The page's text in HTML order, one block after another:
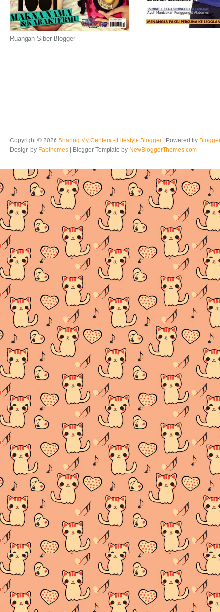
Ruangan Siber Blogger
Copyright © 2026 Sharing My Ceritera - Lifestyle Blogger | Powered by Blogger
Design by Fabthemes | Blogger Template by NewBloggerThemes.com